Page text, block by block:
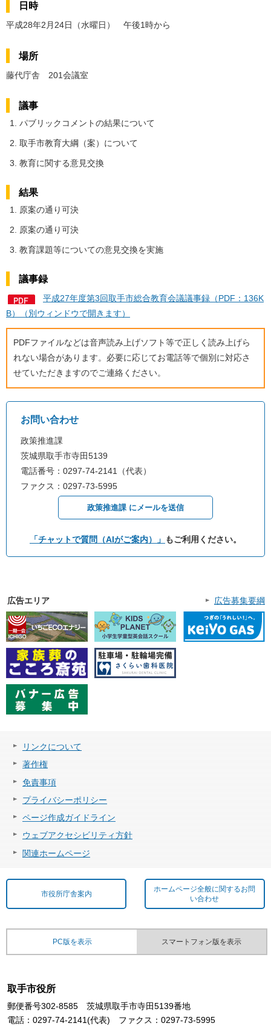
日時
平成28年2月24日（水曜日） 午後1時から
場所
藤代庁舎 201会議室
議事
パブリックコメントの結果について
取手市教育大綱（案）について
教育に関する意見交換
結果
原案の通り可決
原案の通り可決
教育課題等についての意見交換を実施
議事録
平成27年度第3回取手市総合教育会議議事録（PDF：136K
B）（別ウィンドウで開きます）
PDFファイルなどは音声読み上げソフト等で正しく読み上げら
れない場合があります。必要に応じてお電話等で個別に対応さ
せていただきますのでご連絡ください。
お問い合わせ
政策推進課
茨城県取手市寺田5139
電話番号：0297-74-2141（代表）
ファクス：0297-73-5995
政策推進課 にメールを送信
「チャットで質問（AIがご案内）」 もご利用ください。
広告エリア 広告募集要綱
リンクについて
著作権
免責事項
プライバシーポリシー
ページ作成ガイドライン
ウェブアクセシビリティ方針
関連ホームページ
市役所庁舎案内
ホームページ全般に関するお問
い合わせ
PC版を表示 スマートフォン版を表示
取手市役所
郵便番号302-8585 茨城県取手市寺田5139番地
電話：0297-74-2141(代表) ファクス：0297-73-5995